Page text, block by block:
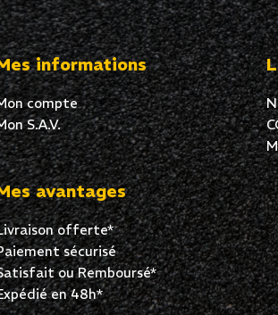
informations
compte
S.A.V.
avantages
offerte*
sécurisé
ou Remboursé*
en 48h*